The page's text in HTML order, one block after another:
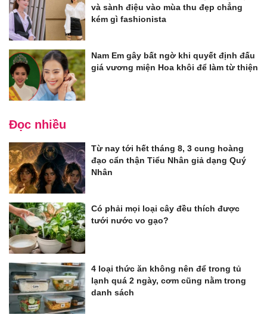
và sành điệu vào mùa thu đẹp chẳng
kém gì fashionista
Nam Em gây bất ngờ khi quyết định đấu
giá vương miện Hoa khôi để làm từ thiện
Đọc nhiều
Từ nay tới hết tháng 8, 3 cung hoàng
đạo cẩn thận Tiểu Nhân giả dạng Quý
Nhân
Có phải mọi loại cây đều thích được
tưới nước vo gạo?
4 loại thức ăn không nên để trong tủ
lạnh quá 2 ngày, cơm cũng nằm trong
danh sách